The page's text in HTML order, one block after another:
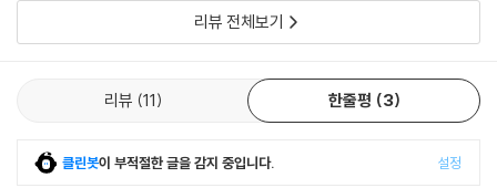
보다는 기분을 좋게 만드는 단 하나의 목적과 매우 구체적인 전략을 갖고
있다. 뇌의 목표는 종종 우리의 의도나 우리가 알고 있는 건강하고 건설적
힘과 변화의 어려움을 겪어본 사람이라면 누구나 두 가지 성향 중 하나를
파악하여 자신의 뇌를 통제하는 데 필요한 실용적이고 과학적인 근거를 확
인할 수 있다. 이러한 전략을 개발하는 데에서 가장 중요한 것은 세로토닌
과 도파민의 작용 방식과 자신이 어떤 유형에 속하는지 이해하는 것이다.
한다. 《뇌를 이기는 습관》은 "각성"이라는 하
리뷰 전체보기
리뷰 11 한줄평 3
클린봇이 부적절한 글을 감지 중입니다. 설정